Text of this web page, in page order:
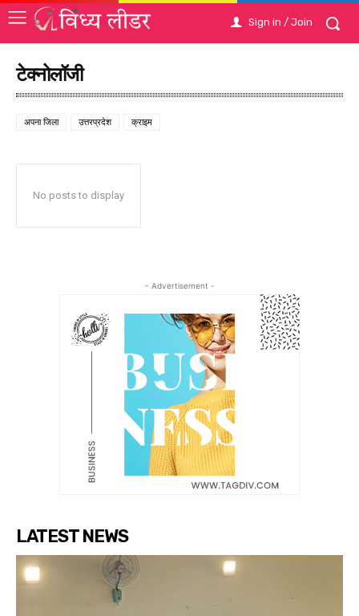
Sign in / Join
टेक्नोलॉजी
अपना जिला उत्तरप्रदेश क्राइम
No posts to display
- Advertisement -
LATEST NEWS